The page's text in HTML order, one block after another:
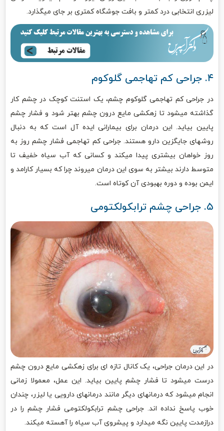
لیزری انتخابی درد کمتر و بافت جوشگاه کمتری بر جای میگذارد.
۴. جراحی کم تهاجمی گلوکوم
در جراحی کم تهاجمی گلوکوم چشم، یک استنت کوچک در چشم کار
گذاشته میشود تا زهکشی مایع درون چشم بهتر شود و فشار چشم
پایین بیاید. این درمان برای بیمارانی ایده آل است که به دنبال
روشهای جایگزین دارو هستند. جراحی کم تهاجمی فشار چشم روز به
روز خواهان بیشتری پیدا میکند و کسانی که آب سیاه خفیف تا
متوسط دارند بیشتر به سوی این درمان میروند چرا که بسیار کارامد و
ایمن بوده و دوره بهبودی آن کوتاه است.
۵. جراحی چشم ترابکولکتومی
در این درمان جراحی، یک کانال تازه ای برای زهکشی مایع درون چشم
درست میشود تا فشار چشم پایین بیاید. این عمل، معمولا زمانی
انجام میشود که درمانهای دیگر مانند درمانهای دارویی یا لیزر، چندان
خوب پاسخ نداده اند. جراحی چشم ترابکولکتومی فشار چشم را در
درازمدت پایین نگه میدارد و پیشروی آب سیاه را آهسته میکند.